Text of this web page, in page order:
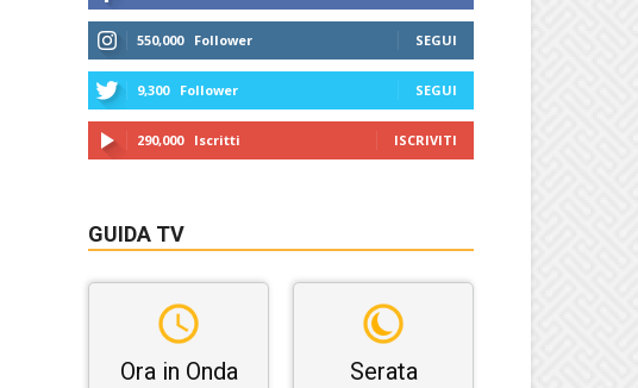
550,000 Follower SEGUI
9,300 Follower SEGUI
290,000 Iscritti ISCRIVITI
GUIDA TV
Ora in Onda Serata